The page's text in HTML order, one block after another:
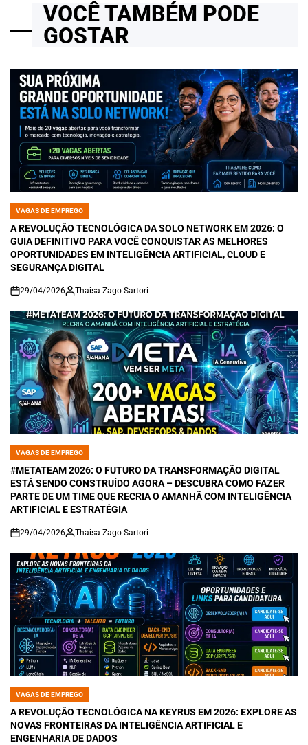
VOCÊ TAMBÉM PODE
GOSTAR
POSTED
IN
VAGAS DE EMPREGO
A REVOLUÇÃO TECNOLÓGICA DA SOLO NETWORK EM 2026: O
GUIA DEFINITIVO PARA VOCÊ CONQUISTAR AS MELHORES
OPORTUNIDADES EM INTELIGÊNCIA ARTIFICIAL, CLOUD E
SEGURANÇA DIGITAL
on
29/04/2026 Thaisa Zago Sartori
POSTED
IN
VAGAS DE EMPREGO
#METATEAM 2026: O FUTURO DA TRANSFORMAÇÃO DIGITAL
ESTÁ SENDO CONSTRUÍDO AGORA – DESCUBRA COMO FAZER
PARTE DE UM TIME QUE RECRIA O AMANHÃ COM INTELIGÊNCIA
ARTIFICIAL E ESTRATÉGIA
on
29/04/2026 Thaisa Zago Sartori
POSTED
IN
VAGAS DE EMPREGO
A REVOLUÇÃO TECNOLÓGICA NA KEYRUS EM 2026: EXPLORE AS
NOVAS FRONTEIRAS DA INTELIGÊNCIA ARTIFICIAL E
ENGENHARIA DE DADOS